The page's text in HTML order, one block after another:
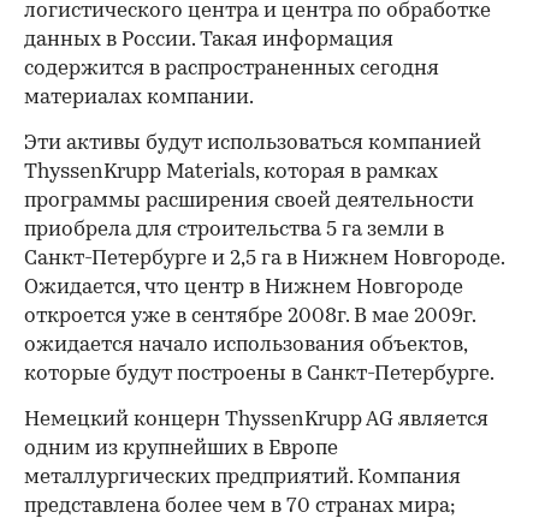
логистического центра и центра по обработке
данных в России. Такая информация
содержится в распространенных сегодня
материалах компании.
Эти активы будут использоваться компанией
ThyssenKrupp Materials, которая в рамках
программы расширения своей деятельности
приобрела для строительства 5 га земли в
Санкт-Петербурге и 2,5 га в Нижнем Новгороде.
Ожидается, что центр в Нижнем Новгороде
откроется уже в сентябре 2008г. В мае 2009г.
ожидается начало использования объектов,
которые будут построены в Санкт-Петербурге.
Немецкий концерн ThyssenKrupp AG является
одним из крупнейших в Европе
металлургических предприятий. Компания
представлена более чем в 70 странах мира;